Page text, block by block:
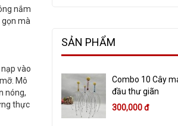
nắm
mà
vào
Mô
nóng,
thực
SẢN PHẨM
Combo 10 Cây
đầu thư giãn
300,000 đ